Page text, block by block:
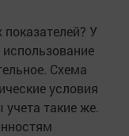
У
Схема
условия
такие же.